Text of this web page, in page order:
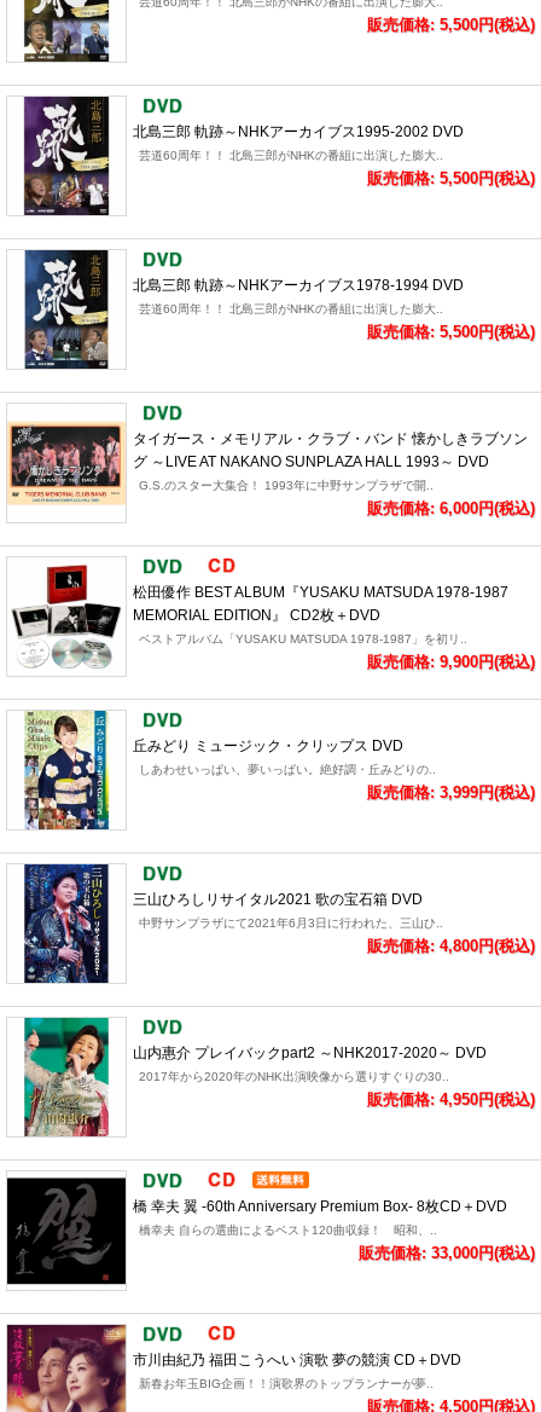
販売価格: 5,500円(税込)
北島三郎 軌跡～NHKアーカイブス1995-2002 DVD
芸道60周年！！ 北島三郎がNHKの番組に出演した膨大..
販売価格: 5,500円(税込)
北島三郎 軌跡～NHKアーカイブス1978-1994 DVD
芸道60周年！！ 北島三郎がNHKの番組に出演した膨大..
販売価格: 5,500円(税込)
タイガース・メモリアル・クラブ・バンド 懐かしきラブソン
グ ～LIVE AT NAKANO SUNPLAZA HALL 1993～ DVD
G.S.のスター大集合！ 1993年に中野サンプラザで開..
販売価格: 6,000円(税込)
松田優作 BEST ALBUM『YUSAKU MATSUDA 1978-1987
MEMORIAL EDITION』 CD2枚＋DVD
ベストアルバム「YUSAKU MATSUDA 1978-1987」を初リ..
販売価格: 9,900円(税込)
丘みどり ミュージック・クリップス DVD
しあわせいっぱい、夢いっぱい。絶好調・丘みどりの..
販売価格: 3,999円(税込)
三山ひろしリサイタル2021 歌の宝石箱 DVD
中野サンプラザにて2021年6月3日に行われた、三山ひ..
販売価格: 4,800円(税込)
山内惠介 プレイバックpart2 ～NHK2017-2020～ DVD
2017年から2020年のNHK出演映像から選りすぐりの30..
販売価格: 4,950円(税込)
橋 幸夫 翼 -60th Anniversary Premium Box- 8枚CD＋DVD
橋幸夫 自らの選曲によるベスト120曲収録！ 昭和、..
販売価格: 33,000円(税込)
市川由紀乃 福田こうへい 演歌 夢の競演 CD＋DVD
新春お年玉BIG企画！！演歌界のトップランナーが夢..
販売価格: 4,500円(税込)